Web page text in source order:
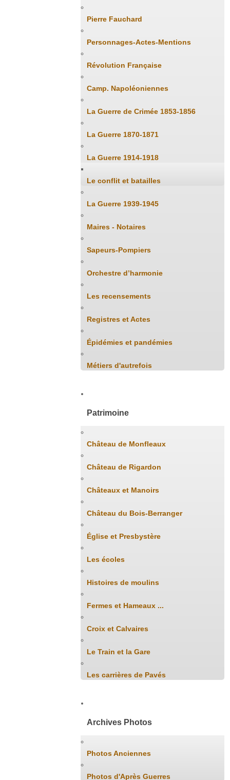
Pierre Fauchard
Personnages-Actes-Mentions
Révolution Française
Camp. Napoléoniennes
La Guerre de Crimée 1853-1856
La Guerre 1870-1871
La Guerre 1914-1918
Le conflit et batailles
La Guerre 1939-1945
Maires - Notaires
Sapeurs-Pompiers
Orchestre d’harmonie
Les recensements
Registres et Actes
Épidémies et pandémies
Métiers d'autrefois
Patrimoine
Château de Monfleaux
Château de Rigardon
Châteaux et Manoirs
Château du Bois-Berranger
Église et Presbystère
Les écoles
Histoires de moulins
Fermes et Hameaux ...
Croix et Calvaires
Le Train et la Gare
Les carrières de Pavés
Archives Photos
Photos Anciennes
Photos d'Après Guerres